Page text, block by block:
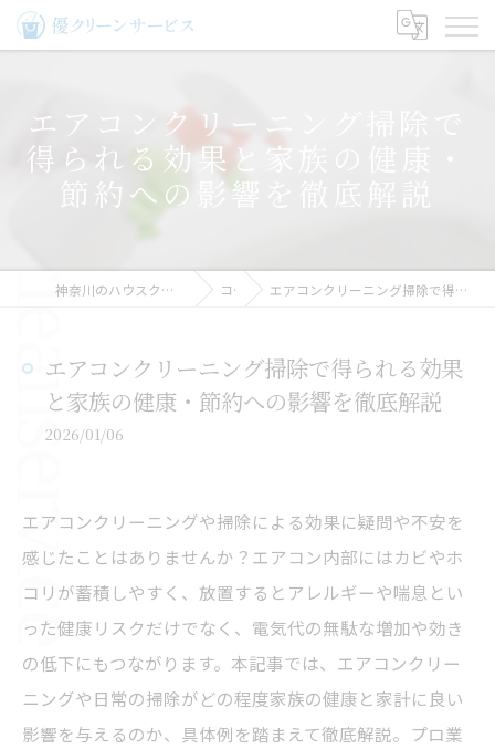
エアコンクリーニング掃除で
得られる効果と家族の健康・
節約への影響を徹底解説
神奈川のハウスクリーニングなら優クリーンサービス コラム エアコンクリーニング掃除で得られる効果と家族の健康・節約への影響を徹底解説
エアコンクリーニング掃除で得られる効果
と家族の健康・節約への影響を徹底解説
2026/01/06
エアコンクリーニングや掃除による効果に疑問や不安を
感じたことはありませんか？エアコン内部にはカビやホ
コリが蓄積しやすく、放置するとアレルギーや喘息とい
った健康リスクだけでなく、電気代の無駄な増加や効き
の低下にもつながります。本記事では、エアコンクリー
ニングや日常の掃除がどの程度家族の健康と家計に良い
影響を与えるのか、具体例を踏まえて徹底解説。プロ業